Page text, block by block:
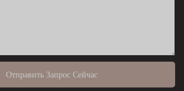
Отправить Запрос Сейчас